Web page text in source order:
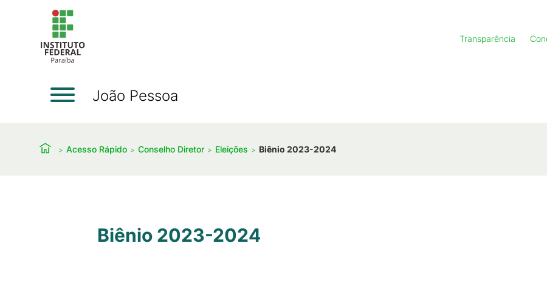
Transparência
João Pessoa
Acesso Rápido Conselho Diretor Eleições Biênio 2023-2024
Biênio 2023-2024